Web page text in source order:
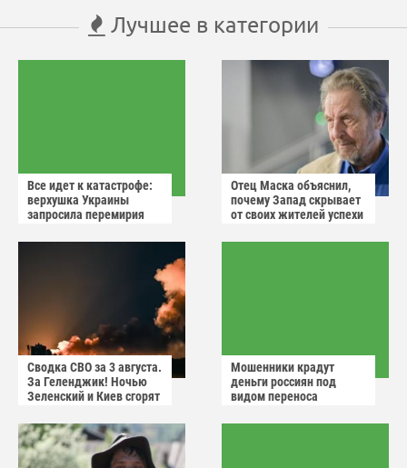
Лучшее в категории
Все идет к катастрофе:
верхушка Украины
запросила перемирия
Отец Маска объяснил,
почему Запад скрывает
от своих жителей успехи
Сводка СВО за 3 августа.
За Геленджик! Ночью
Зеленский и Киев сгорят
Мошенники крадут
деньги россиян под
видом переноса